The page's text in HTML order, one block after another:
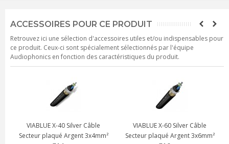
ACCESSOIRES POUR CE PRODUIT
Retrouvez ici une sélection d'accessoires utiles et/ou indispensables pour
ce produit. Ceux-ci sont spécialement sélectionnés par l'équipe
Audiophonics en fonction des caractéristiques du produit.
VIABLUE X-40 Silver Câble
Secteur plaqué Argent 3x4mm²
VIABLUE X-60 Silver Câble
Secteur plaqué Argent 3x6mm²